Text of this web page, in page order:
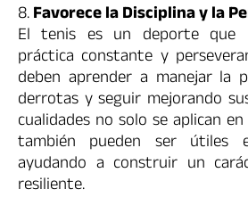
8.Favorece la Disciplina y la
El tenis es un deporte que
práctica constante y
deben aprender a manejar la
derrotas y seguir mejorando
cualidades no solo se aplican
también pueden ser útiles
ayudando a construir un
resiliente.